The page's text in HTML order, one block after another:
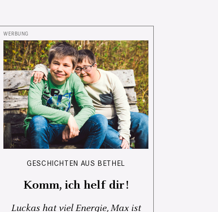
GESCHICHTEN AUS BETHEL
Komm, ich helf dir!
Luckas hat viel Energie, Max ist